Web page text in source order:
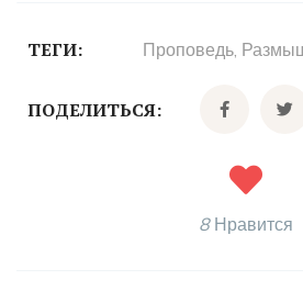
ТЕГИ: Проповедь,
ПОДЕЛИТЬСЯ:
8Нравится